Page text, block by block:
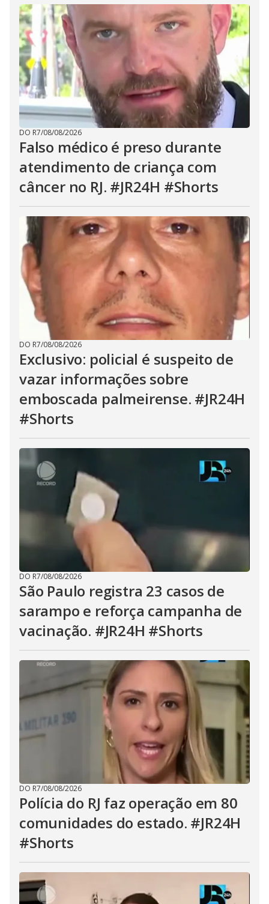
DO R7/08/08/2026
Falso médico é preso durante
atendimento de criança com
câncer no RJ. #JR24H #Shorts
DO R7/08/08/2026
Exclusivo: policial é suspeito de
vazar informações sobre
emboscada palmeirense. #JR24H
#Shorts
DO R7/08/08/2026
São Paulo registra 23 casos de
sarampo e reforça campanha de
vacinação. #JR24H #Shorts
DO R7/08/08/2026
Polícia do RJ faz operação em 80
comunidades do estado. #JR24H
#Shorts